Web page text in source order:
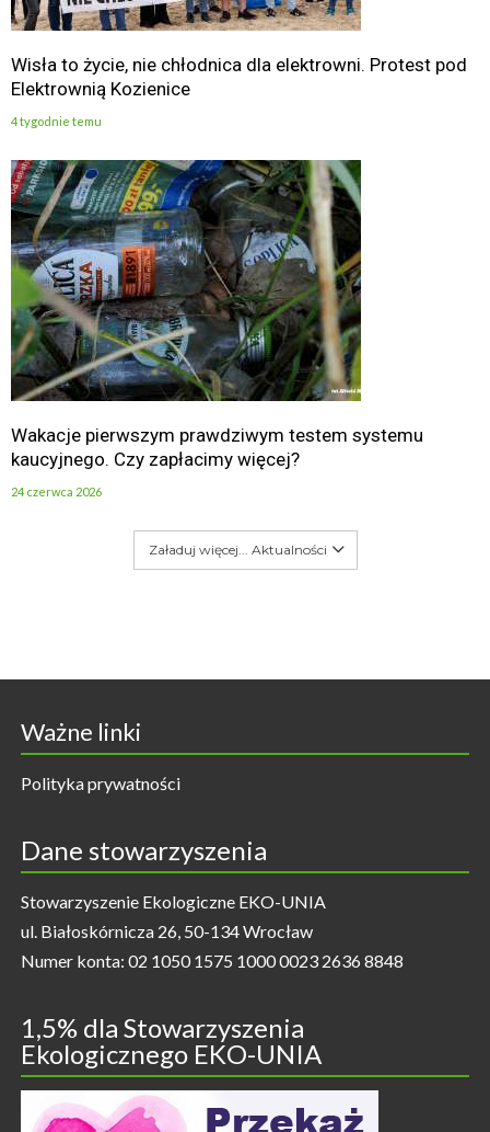
Wisła to życie, nie chłodnica dla elektrowni. Protest pod
Elektrownią Kozienice
4 tygodnie temu
Wakacje pierwszym prawdziwym testem systemu
kaucyjnego. Czy zapłacimy więcej?
24 czerwca 2026
Załaduj więcej... Aktualności
Ważne linki
Polityka prywatności
Dane stowarzyszenia
Stowarzyszenie Ekologiczne EKO-UNIA
ul. Białoskórnicza 26, 50-134 Wrocław
Numer konta: 02 1050 1575 1000 0023 2636 8848
1,5% dla Stowarzyszenia
Ekologicznego EKO-UNIA